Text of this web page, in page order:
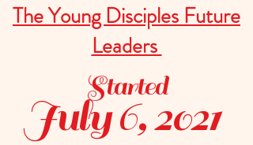
The Young Disciples Future
Leaders
July 6, 2021
Started